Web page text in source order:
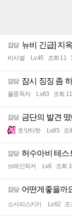
잡담 뉴비 긴급] 지
비사벌 Lv.45 조회 11
잡담 잠시 징징 좀
물중독자 Lv.63 조회
잡담 금단의 발견
흐앗타핫 Lv.85 조
잡담 허수아비 테스
브레인픽커 Lv.6 조회
잡담 어떤게좋을까
소서리스키키 Lv.62 조